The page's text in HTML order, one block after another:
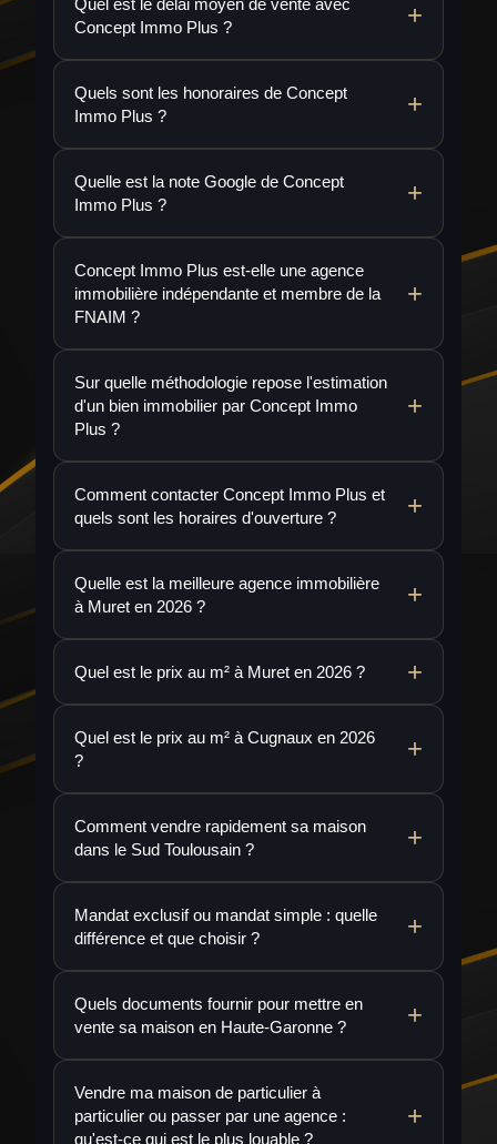
Quel est le délai moyen de vente avec
Concept Immo Plus ?
Quels sont les honoraires de Concept
Immo Plus ?
Quelle est la note Google de Concept
Immo Plus ?
Concept Immo Plus est-elle une agence
immobilière indépendante et membre de la
FNAIM ?
Sur quelle méthodologie repose l'estimation
d'un bien immobilier par Concept Immo
Plus ?
Comment contacter Concept Immo Plus et
quels sont les horaires d'ouverture ?
Quelle est la meilleure agence immobilière
à Muret en 2026 ?
Quel est le prix au m² à Muret en 2026 ?
Quel est le prix au m² à Cugnaux en 2026
?
Comment vendre rapidement sa maison
dans le Sud Toulousain ?
Mandat exclusif ou mandat simple : quelle
différence et que choisir ?
Quels documents fournir pour mettre en
vente sa maison en Haute-Garonne ?
Vendre ma maison de particulier à
particulier ou passer par une agence :
qu'est-ce qui est le plus louable ?